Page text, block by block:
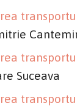
Suceava